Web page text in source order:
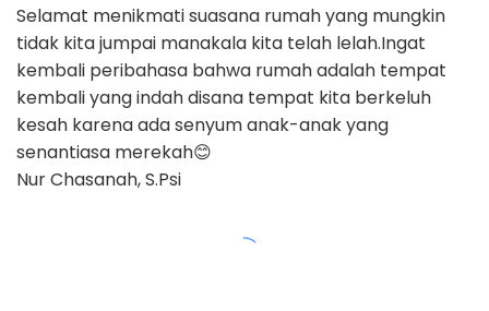
Selamat menikmati suasana rumah yang mungkin
tidak kita jumpai manakala kita telah lelah.Ingat
kembali peribahasa bahwa rumah adalah tempat
kembali yang indah disana tempat kita berkeluh
kesah karena ada senyum anak-anak yang
senantiasa merekah😊
Nur Chasanah, S.Psi